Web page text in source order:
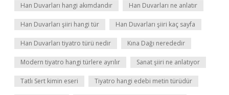
Han Duvarları hangi akımdandır Han Duvarları ne anlatır
Han Duvarları şiiri hangi tür Han Duvarları şiiri kaç sayfa
Han Duvarları tiyatro türü nedir Kına Dağı nerededir
Modern tiyatro hangi türlere ayrılır Sanat şiiri ne anlatıyor
Tatlı Sert kimin eseri Tiyatro hangi edebi metin türüdür